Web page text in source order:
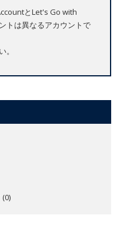
とLet's Go with
トは異なるアカウントで
(0)